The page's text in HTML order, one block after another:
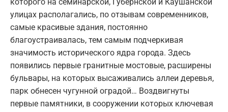
улицах располагались, по отзывам современников,
самые красивые здания, постоянно
благоустраивалась, тем самым подчеркивая
значимость исторического ядра города. Здесь
появились первые гранитные мостовые, расширены
бульвары, на которых высаживались аллеи деревья,
парк обнесен чугунной оградой… Воздвигнуты
первые памятники, в сооружении которых ключевая